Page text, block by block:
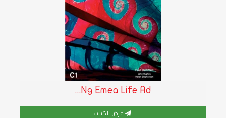
Ng Emea Life Ad...
عرض الكتاب